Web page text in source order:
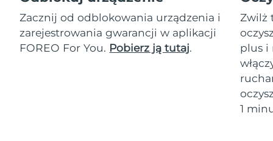
Zacznij od odblokowania urządzenia i
zarejestrowania gwarancji w aplikacji
FOREO For You. Pobierz ją tutaj.
Zwilż
plus i
1